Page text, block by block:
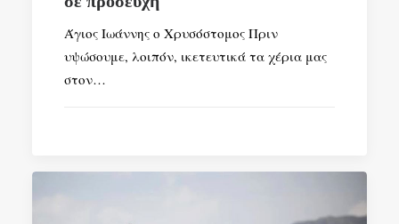
Άγιος Ιωάννης ο Χρυσόστομος Πριν
υψώσουμε, λοιπόν, ικετευτικά τα χέρια μας
στον…